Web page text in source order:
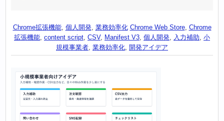
Chrome拡張機能, 個人開発, 業務効率化 Chrome Web Store, Chrome
拡張機能, content script, CSV, Manifest V3, 個人開発, 入力補助, 小
規模事業者, 業務効率化, 開発アイデア